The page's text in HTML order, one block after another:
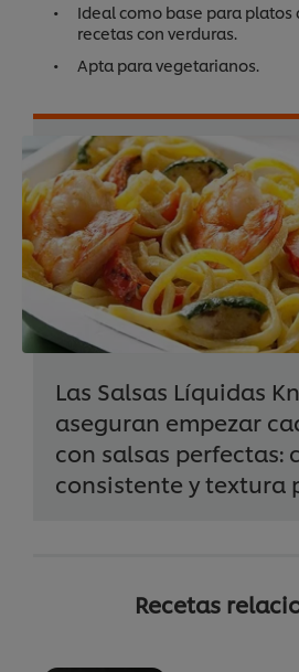
Ideal como base para platos
recetas con verduras.
Apta para vegetarianos.
Las Salsas Líquidas
aseguran empezar
con salsas perfectas:
consistente y textura
Recetas